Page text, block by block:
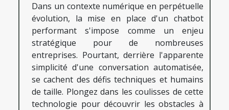
Dans un contexte numérique en perpétuelle
évolution, la mise en place d'un chatbot
performant s'impose comme un enjeu
stratégique pour de nombreuses
entreprises. Pourtant, derrière l'apparente
simplicité d'une conversation automatisée,
se cachent des défis techniques et humains
de taille. Plongez dans les coulisses de cette
technologie pour découvrir les obstacles à